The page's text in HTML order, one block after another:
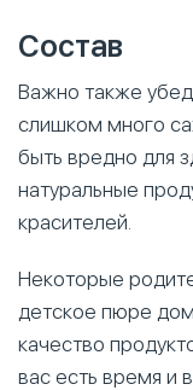
Состав
Важно также
слишком много
быть вредно для
натуральные
красителей.
Некоторые
детское пюре
качество
вас есть время и